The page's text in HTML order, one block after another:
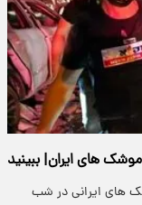
های ایران| ببینید
های ایرانی در شب